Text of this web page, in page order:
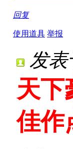
回复
使用道具 举报
发表
天下
佳作